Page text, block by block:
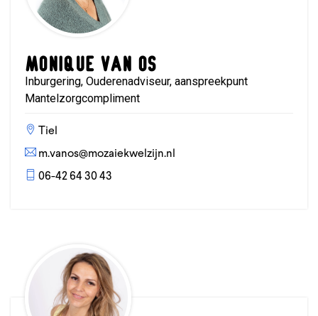
Monique van Os
Inburgering, Ouderenadviseur, aanspreekpunt
Mantelzorgcompliment
Tiel
m.vanos@mozaiekwelzijn.nl
06-42 64 30 43